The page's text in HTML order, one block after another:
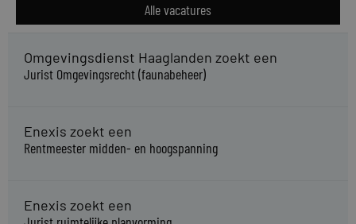
Alle vacatures
Omgevingsdienst Haaglanden zoekt een
Jurist Omgevingsrecht (faunabeheer)
Enexis zoekt een
Rentmeester midden- en hoogspanning
Enexis zoekt een